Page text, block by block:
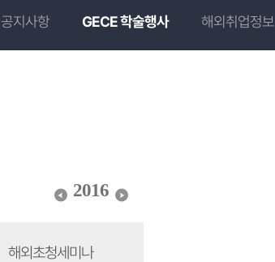
공지사항 GECE 학술행사 해외취업정보
2016
해외초청세미나